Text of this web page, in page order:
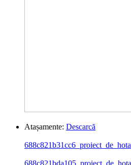
Atașamente: Descarcă